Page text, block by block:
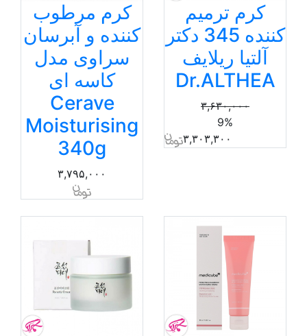
کرم ترمیم
کننده 345 دکتر
آلتیا ریلایف
Dr.ALTHEA
۳,۶۳۰,۰۰۰
9%
۳,۳۰۳,۳۰۰
کرم مرطوب
کننده و آبرسان
سراوی مدل
کاسه ای
Cerave
Moisturising
340g
۳,۷۹۵,۰۰۰